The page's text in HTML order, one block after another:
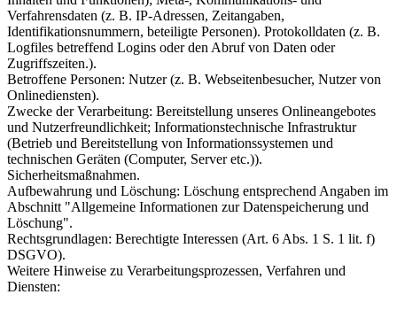
Verfahrensdaten (z. B. IP-Adressen, Zeitangaben,
Identifikationsnummern, beteiligte Personen). Protokolldaten (z. B.
Logfiles betreffend Logins oder den Abruf von Daten oder
Zugriffszeiten.).
Betroffene Personen: Nutzer (z. B. Webseitenbesucher, Nutzer von
Onlinediensten).
Zwecke der Verarbeitung: Bereitstellung unseres Onlineangebotes
und Nutzerfreundlichkeit; Informationstechnische Infrastruktur
(Betrieb und Bereitstellung von Informationssystemen und
technischen Geräten (Computer, Server etc.)).
Sicherheitsmaßnahmen.
Aufbewahrung und Löschung: Löschung entsprechend Angaben im
Abschnitt "Allgemeine Informationen zur Datenspeicherung und
Löschung".
Rechtsgrundlagen: Berechtigte Interessen (Art. 6 Abs. 1 S. 1 lit. f)
DSGVO).
Weitere Hinweise zu Verarbeitungsprozessen, Verfahren und
Diensten: